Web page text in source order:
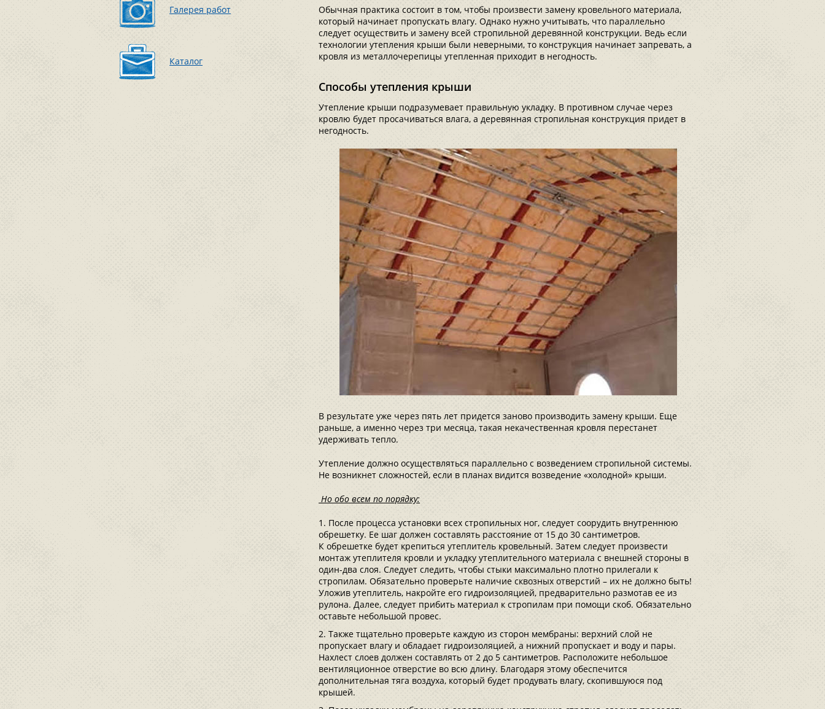
Галерея работ
Каталог
Обычная практика состоит в том, чтобы произвести замену кровельного материала,
который начинает пропускать влагу. Однако нужно учитывать, что параллельно
следует осуществить и замену всей стропильной деревянной конструкции. Ведь если
технологии утепления крыши были неверными, то конструкция начинает запревать, а
кровля из металлочерепицы утепленная приходит в негодность.
Способы утепления крыши
Утепление крыши подразумевает правильную укладку. В противном случае через
кровлю будет просачиваться влага, а деревянная стропильная конструкция придет в
негодность.
В результате уже через пять лет придется заново производить замену крыши. Еще
раньше, а именно через три месяца, такая некачественная кровля перестанет
удерживать тепло.
Утепление должно осуществляться параллельно с возведением стропильной системы.
Не возникнет сложностей, если в планах видится возведение «холодной» крыши.
Но обо всем по порядку:
После процесса установки всех стропильных ног, следует соорудить внутреннюю
обрешетку. Ее шаг должен составлять расстояние от 15 до 30 сантиметров.
К обрешетке будет крепиться утеплитель кровельный. Затем следует произвести
монтаж утеплителя кровли и укладку утеплительного материала с внешней стороны в
один-два слоя. Следует следить, чтобы стыки максимально плотно прилегали к
стропилам. Обязательно проверьте наличие сквозных отверстий – их не должно быть!
Уложив утеплитель, накройте его гидроизоляцией, предварительно размотав ее из
рулона. Далее, следует прибить материал к стропилам при помощи скоб. Обязательно
оставьте небольшой провес.
Также тщательно проверьте каждую из сторон мембраны: верхний слой не
пропускает влагу и обладает гидроизоляцией, а нижний пропускает и воду и пары.
Нахлест слоев должен составлять от 2 до 5 сантиметров. Расположите небольшое
вентиляционное отверстие во всю длину. Благодаря этому обеспечится
дополнительная тяга воздуха, который будет продувать влагу, скопившуюся под
крышей.